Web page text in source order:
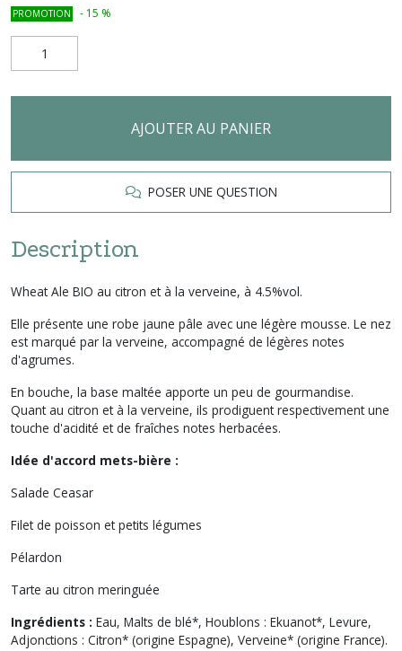
PROMOTION - 15 %
AJOUTER AU PANIER
POSER UNE QUESTION
Description
Wheat Ale BIO au citron et à la verveine, à 4.5%vol.
Elle présente une robe jaune pâle avec une légère mousse. Le nez
est marqué par la verveine, accompagné de légères notes
d'agrumes.
En bouche, la base maltée apporte un peu de gourmandise.
Quant au citron et à la verveine, ils prodiguent respectivement une
touche d'acidité et de fraîches notes herbacées.
Idée d'accord mets-bière :
Salade Ceasar
Filet de poisson et petits légumes
Pélardon
Tarte au citron meringuée
Ingrédients : Eau, Malts de blé*, Houblons : Ekuanot*, Levure,
Adjonctions : Citron* (origine Espagne), Verveine* (origine France).